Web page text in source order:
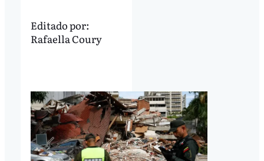
Editado por:
Rafaella Coury